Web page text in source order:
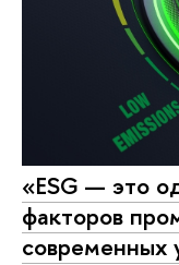
«ESG — это
факторов
современных